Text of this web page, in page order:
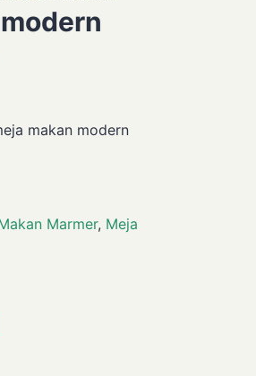
makan modern
Marmer, Meja